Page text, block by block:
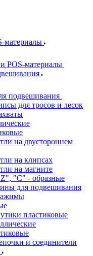
материалы
POS-материалы
подвешивания
для тросов и лесок
на двустороннем
на клипсах
на магните
"C" - образные
для подвешивания
пластиковые
и соединители